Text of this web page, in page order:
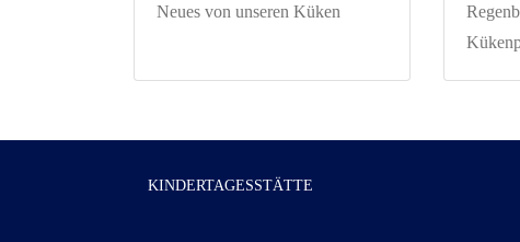
Neues von unseren Küken
KINDERTAGESSTÄTTE